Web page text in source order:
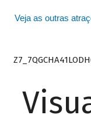
Veja as outras